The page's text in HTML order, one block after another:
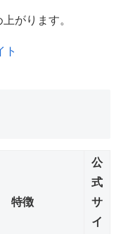
がります。
ト
特徴
公
式
サ
イ